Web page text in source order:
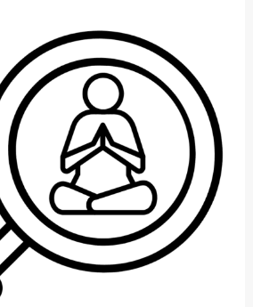
BEREICH
WISSENSCHAFTLICHE
FORSCHUNG,
THEORIE
UND
PÄDAGOGIK